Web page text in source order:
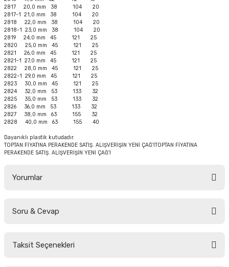
2817 20,0 mm 38 104 20
2817-1 21,0 mm 38 104 20
2818 22,0 mm 38 104 20
2818-1 23,0 mm 38 104 20
2819 24,0 mm 45 121 25
2820 25,0 mm 45 121 25
2821 26,0 mm 45 121 25
2821-1 27,0 mm 45 121 25
2822 28,0 mm 45 121 25
2822-1 29,0 mm 45 121 25
2823 30,0 mm 45 121 25
2824 32,0 mm 53 133 32
2825 35,0 mm 53 133 32
2826 36,0 mm 53 133 32
2827 38,0 mm 63 155 32
2828 40,0 mm 63 155 40
Dayanıklı plastik kutudadır.
TOPTAN FİYATINA PERAKENDE SATIŞ. ALIŞVERİŞİN YENİ ÇAĞ'ITOPTAN FİYATINA
PERAKENDE SATIŞ. ALIŞVERİŞİN YENİ ÇAĞ'I
Yorumlar
Soru & Cevap
Taksit Seçenekleri